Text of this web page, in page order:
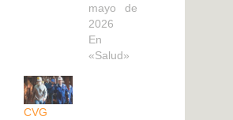
entrega
de 200
prótesis
dentales
mayo de
2026
En
«Salud»
CVG